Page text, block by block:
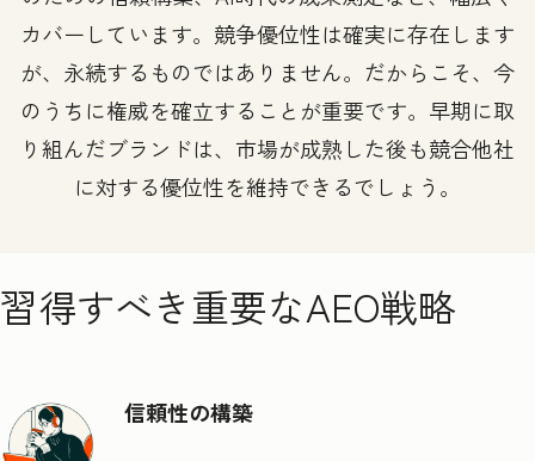
カバーしています。競争優位性は確実に存在します
が、永続するものではありません。だからこそ、今
のうちに権威を確立することが重要です。早期に取
り組んだブランドは、市場が成熟した後も競合他社
に対する優位性を維持できるでしょう。
習得すべき重要なAEO戦略
信頼性の構築